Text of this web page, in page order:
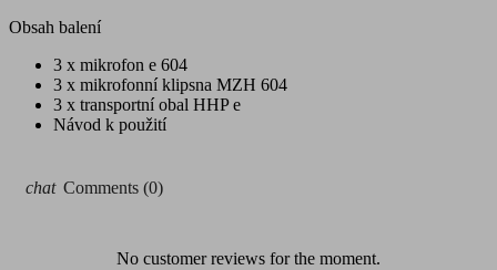
Obsah balení
3 x mikrofon e 604
3 x mikrofonní klipsna MZH 604
3 x transportní obal HHP e
Návod k použití
chat Comments (0)
No customer reviews for the moment.